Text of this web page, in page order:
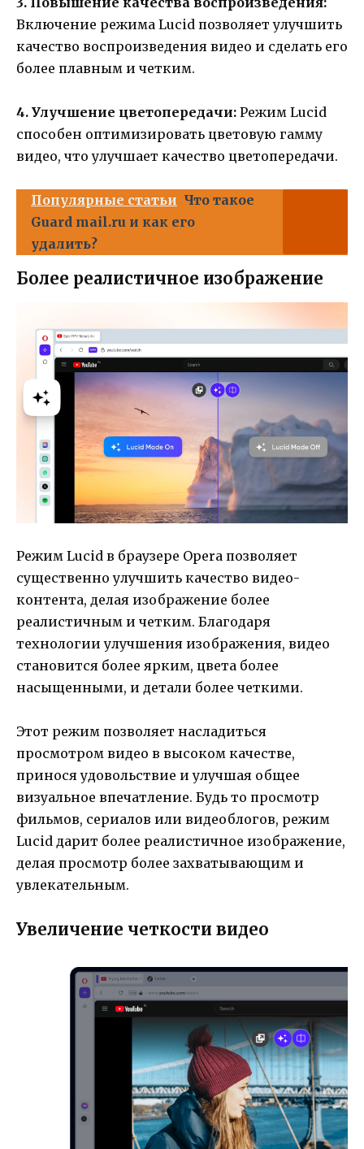
Включение режима Lucid позволяет улучшить
качество воспроизведения видео и сделать его
более плавным и четким.
4. Улучшение цветопередачи: Режим Lucid
способен оптимизировать цветовую гамму
видео, что улучшает качество цветопередачи.
Популярные статьи Что такое
Guard mail.ru и как его
удалить?
Более реалистичное изображение
Режим Lucid в браузере Opera позволяет
существенно улучшить качество видео-
контента, делая изображение более
реалистичным и четким. Благодаря
технологии улучшения изображения, видео
становится более ярким, цвета более
насыщенными, и детали более четкими.
Этот режим позволяет насладиться
просмотром видео в высоком качестве,
принося удовольствие и улучшая общее
визуальное впечатление. Будь то просмотр
фильмов, сериалов или видеоблогов, режим
Lucid дарит более реалистичное изображение,
делая просмотр более захватывающим и
увлекательным.
Увеличение четкости видео